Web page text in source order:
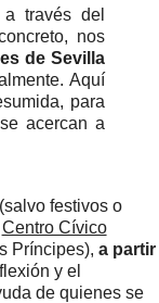
través del
nos
de Sevilla
Aquí
para
acercan a
(salvo festivos o
Centro Cívico
Príncipes), a partir
y el
de quienes se